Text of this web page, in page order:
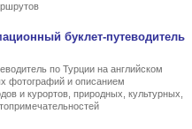
буклет-путеводитель
по Турции на английском
фотографий и описанием
и курортов, природных, культурных,